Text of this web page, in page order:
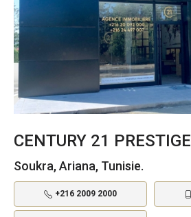
CENTURY 21 PRESTIGE
Soukra, Ariana, Tunisie.
+216 2009 2000